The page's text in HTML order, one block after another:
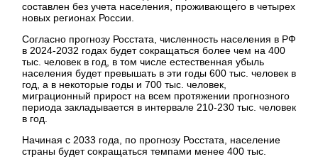
составлен без учета населения, проживающего в четырех
новых регионах России.
Согласно прогнозу Росстата, численность населения в РФ
в 2024-2032 годах будет сокращаться более чем на 400
тыс. человек в год, в том числе естественная убыль
населения будет превышать в эти годы 600 тыс. человек в
год, а в некоторые годы и 700 тыс. человек,
миграционный прирост на всем протяжении прогнозного
периода закладывается в интервале 210-230 тыс. человек
в год.
Начиная с 2033 года, по прогнозу Росстата, население
страны будет сокращаться темпами менее 400 тыс.